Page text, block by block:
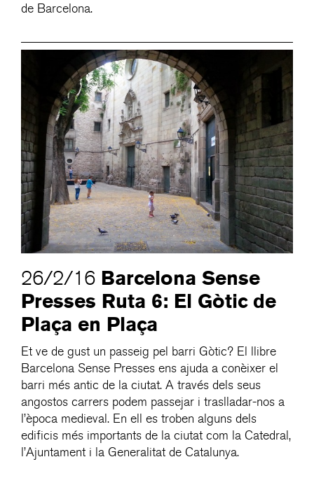
de Barcelona.
26/2/16 Barcelona Sense
Presses Ruta 6: El Gòtic de
Plaça en Plaça
Et ve de gust un passeig pel barri Gòtic? El llibre
Barcelona Sense Presses ens ajuda a conèixer el
barri més antic de la ciutat. A través dels seus
angostos carrers podem passejar i traslladar-nos a
l’època medieval. En ell es troben alguns dels
edificis més importants de la ciutat com la Catedral,
l’Ajuntament i la Generalitat de Catalunya.